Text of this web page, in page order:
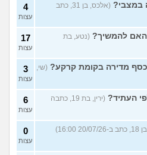
במצבי?
(אלכס, בן 31, כתב
4
עצות
האם להמשיך? (נטע, בת
17
עצות
כסף מדירה בקומת קרקע? (שי,
3
עצות
העתיד?
(ירין, בת 19, כתבה
6
עצות
0
עצות